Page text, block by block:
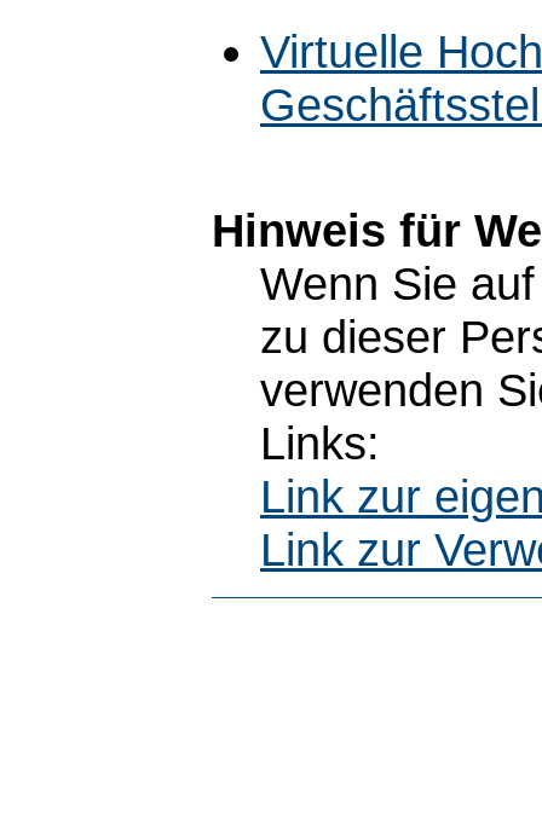
Virtuelle
Hinweis für
Wenn Sie
zu dieser
verwenden
Links:
Link zur
Link zur